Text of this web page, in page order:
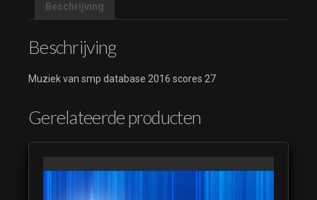
Beschrijving
Beschrijving
Muziek van smp database 2016 scores 27
Gerelateerde producten